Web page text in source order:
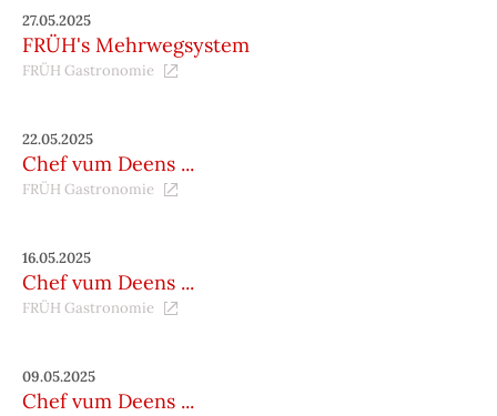
27.05.2025
FRÜH's Mehrwegsystem
FRÜH Gastronomie
22.05.2025
Chef vum Deens ...
FRÜH Gastronomie
16.05.2025
Chef vum Deens ...
FRÜH Gastronomie
09.05.2025
Chef vum Deens ...